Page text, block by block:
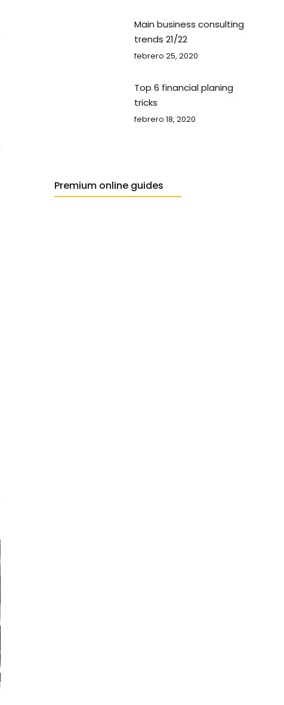
Main business consulting
trends 21/22
febrero 25, 2020
Top 6 financial planing
tricks
febrero 18, 2020
Premium online guides